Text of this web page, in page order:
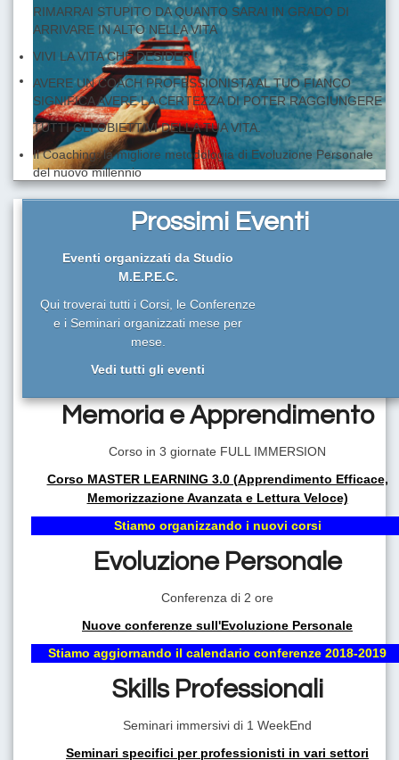
I LIMITI SONO SOLO QUELLI DELLA TUA IMMAGINAZIONE!
VUOI DAVVERO RAGGIUNGERE I TUOI OBIETTIVI?
RIMARRAI STUPITO DA QUANTO SARAI IN GRADO DI
VIVI LA VITA CHE DESIDERI!
AVERE UN COACH PROFESSIONISTA AL TUO FIANCO
SIGNIFICA AVERE LA CERTEZZA DI POTER RAGGIUNGERE
TUTTI GLI OBIETTIVI DELLA TUA VITA.
Il Coaching: la migliore metodologia di Evoluzione Personale
del nuovo millennio
RIMARRAI STUPITO DA QUANTO SARAI IN GRADO DI
ARRIVARE IN ALTO NELLA VITA
VIVI LA VITA CHE DESIDERI!
AVERE UN COACH PROFESSIONISTA AL TUO FIANCO
SIGNIFICA AVERE LA CERTEZZA DI POTER RAGGIUNGERE
TUTTI GLI OBIETTIVI DELLA TUA VITA.
Il Coaching: la migliore metodologia di Evoluzione Personale
del nuovo millennio
Prossimi Eventi
Eventi organizzati da Studio
M.E.P.E.C.
Qui troverai tutti i Corsi, le Conferenze
e i Seminari organizzati mese per
mese.
Vedi tutti gli eventi
Memoria e Apprendimento
Corso in 3 giornate FULL IMMERSION
Corso MASTER LEARNING 3.0 (Apprendimento Efficace,
Memorizzazione Avanzata e Lettura Veloce)
Stiamo organizzando i nuovi corsi
Evoluzione Personale
Conferenza di 2 ore
Nuove conferenze sull'Evoluzione Personale
Stiamo aggiornando il calendario conferenze 2018-2019
Skills Professionali
Seminari immersivi di 1 WeekEnd
Seminari specifici per professionisti in vari settori